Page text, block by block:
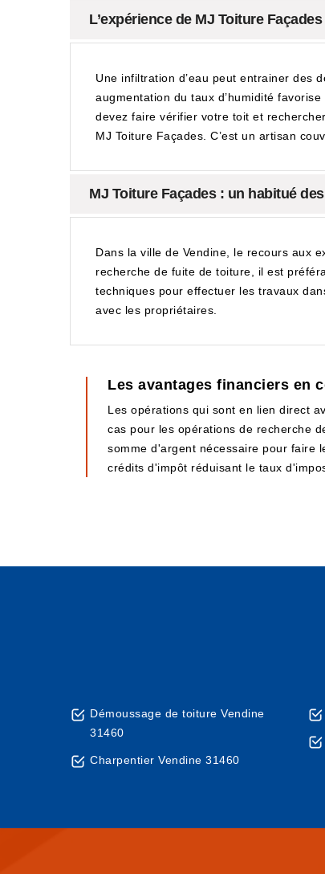
L’expérience de MJ Toiture
Une infiltration d’eau peut entrainer des
augmentation du taux d’humidité
devez faire vérifier votre toit et
MJ Toiture Façades. C’est un artisan
MJ Toiture Façades : un habitué
Dans la ville de Vendine, le recours aux
recherche de fuite de toiture, il est
techniques pour effectuer les travaux
avec les propriétaires.
Les avantages financiers en
Les opérations qui sont en lien direct
cas pour les opérations de recherche
somme d'argent nécessaire pour faire
crédits d'impôt réduisant le taux
Démoussage de toiture Vendine
31460
Charpentier Vendine 31460